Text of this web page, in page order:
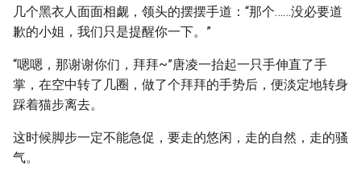
几个黑衣人面面相觑，领头的摆摆手道：“那个……没必要道
歉的小姐，我们只是提醒你一下。”
“嗯嗯，那谢谢你们，拜拜~”唐凌一抬起一只手伸直了手
掌，在空中转了几圈，做了个拜拜的手势后，便淡定地转身
踩着猫步离去。
这时候脚步一定不能急促，要走的悠闲，走的自然，走的骚
气。